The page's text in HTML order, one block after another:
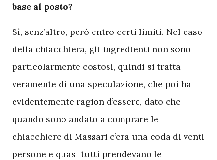
base al posto?
Sì, senz’altro, però entro certi limiti. Nel caso
della chiacchiera, gli ingredienti non sono
particolarmente costosi, quindi si tratta
veramente di una speculazione, che poi ha
evidentemente ragion d’essere, dato che
quando sono andato a comprare le
chiacchiere di Massari c’era una coda di venti
persone e quasi tutti prendevano le